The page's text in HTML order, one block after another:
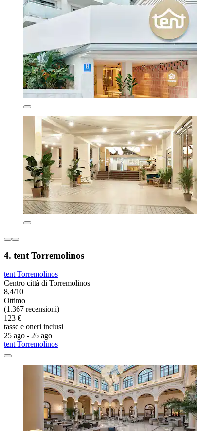
4. tent Torremolinos
tent Torremolinos
Centro città di Torremolinos
8,4/10
Ottimo
(1.367 recensioni)
123 €
tasse e oneri inclusi
25 ago - 26 ago
tent Torremolinos